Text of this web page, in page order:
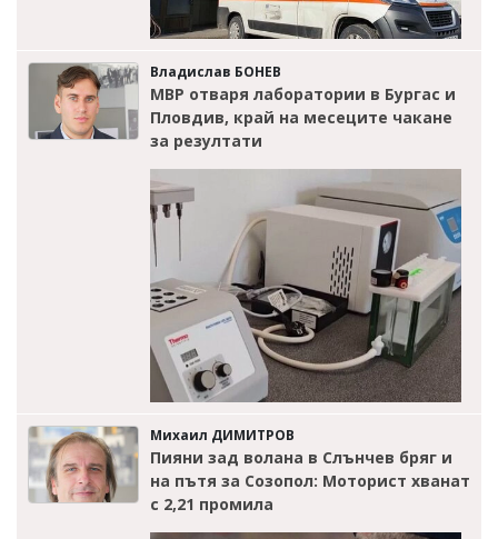
Владислав БОНЕВ
МВР отваря лаборатории в Бургас и
Пловдив, край на месеците чакане
за резултати
Михаил ДИМИТРОВ
Пияни зад волана в Слънчев бряг и
на пътя за Созопол: Моторист хванат
с 2,21 промила